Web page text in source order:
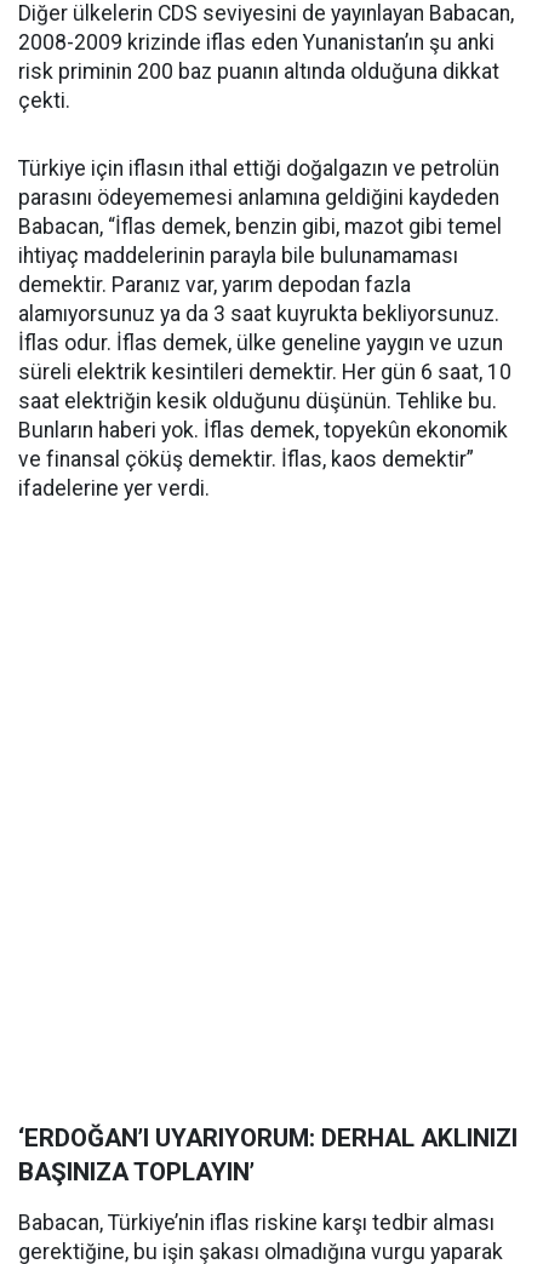
Diğer ülkelerin CDS seviyesini de yayınlayan Babacan,
2008-2009 krizinde iflas eden Yunanistan’ın şu anki
risk priminin 200 baz puanın altında olduğuna dikkat
çekti.
Türkiye için iflasın ithal ettiği doğalgazın ve petrolün
parasını ödeyememesi anlamına geldiğini kaydeden
Babacan, “İflas demek, benzin gibi, mazot gibi temel
ihtiyaç maddelerinin parayla bile bulunamaması
demektir. Paranız var, yarım depodan fazla
alamıyorsunuz ya da 3 saat kuyrukta bekliyorsunuz.
İflas odur. İflas demek, ülke geneline yaygın ve uzun
süreli elektrik kesintileri demektir. Her gün 6 saat, 10
saat elektriğin kesik olduğunu düşünün. Tehlike bu.
Bunların haberi yok. İflas demek, topyekûn ekonomik
ve finansal çöküş demektir. İflas, kaos demektir”
ifadelerine yer verdi.
‘ERDOĞAN’I UYARIYORUM: DERHAL AKLINIZI
BAŞINIZA TOPLAYIN’
Babacan, Türkiye’nin iflas riskine karşı tedbir alması
gerektiğine, bu işin şakası olmadığına vurgu yaparak